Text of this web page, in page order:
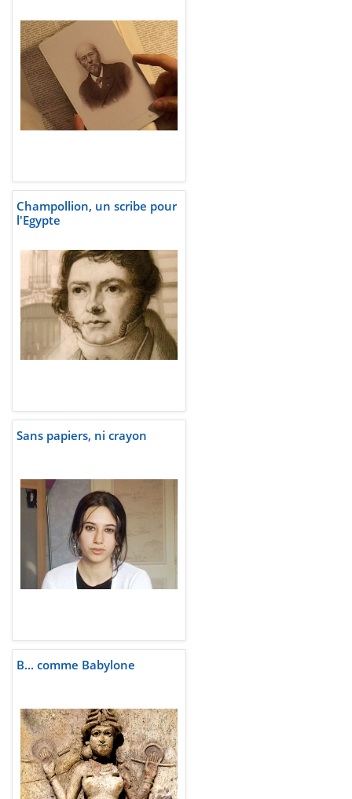
Champollion, un scribe pour
l'Egypte
Sans papiers, ni crayon
B... comme Babylone